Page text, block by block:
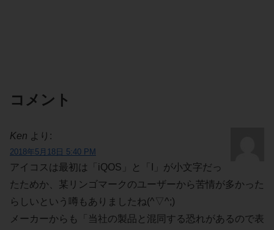
コメント
Ken より:
2018年5月18日 5:40 PM
アイコスは最初は「iQOS」と「I」が小文字だっ
たためか、某リンゴマークのユーザーから苦情が多かった
らしいという噂もありましたね(^▽^;)
メーカーからも「当社の製品と混同する恐れがあるので表